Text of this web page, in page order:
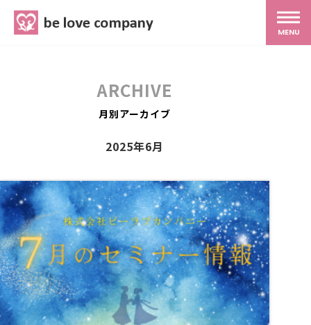
MENU
MG研修
スタッフ紹介
最新ブログ
ARCHIVE
月別アーカイブ
2025年6月